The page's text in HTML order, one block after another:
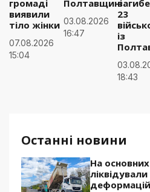
Останні новини
На
деформацій
громаді
виявили
тіло жінки
07.08.2026
15:04
Полтавщині
03.08.2026
16:47
23
із
18:43